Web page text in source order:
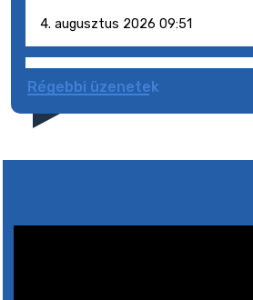
4. augusztus 2026 09:51
4. augusztus 2026 09:48
Régebbi üzenetek